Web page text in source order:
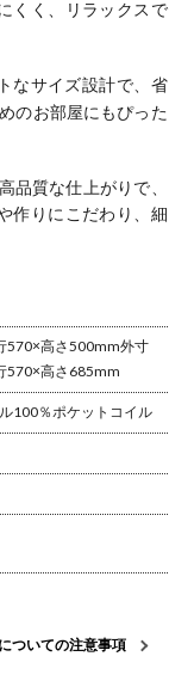
くく、リラックスで
なサイズ設計で、省
のお部屋にもぴった
品質な仕上がりで、
作りにこだわり、細
570×高さ500mm外寸
570×高さ685mm
100％ポケットコイル
ついての注意事項